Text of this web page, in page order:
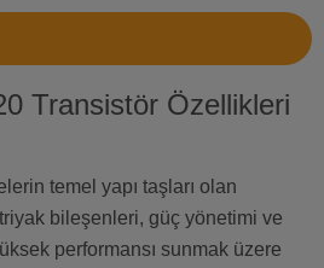
Transistör Özellikleri
temel yapı taşları olan
bileşenleri, güç yönetimi ve
performansı sunmak üzere